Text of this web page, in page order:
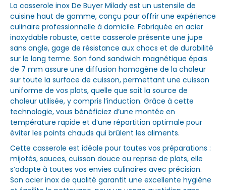
La casserole inox De Buyer Milady est un ustensile de
cuisine haut de gamme, conçu pour offrir une expérience
culinaire professionnelle à domicile. Fabriquée en acier
inoxydable robuste, cette casserole présente une jupe
sans angle, gage de résistance aux chocs et de durabilité
sur le long terme. Son fond sandwich magnétique épais
de 7 mm assure une diffusion homogène de la chaleur
sur toute la surface de cuisson, permettant une cuisson
uniforme de vos plats, quelle que soit la source de
chaleur utilisée, y compris l’induction. Grâce à cette
technologie, vous bénéficiez d’une montée en
température rapide et d’une répartition optimale pour
éviter les points chauds qui brûlent les aliments.
Cette casserole est idéale pour toutes vos préparations :
mijotés, sauces, cuisson douce ou reprise de plats, elle
s’adapte à toutes vos envies culinaires avec précision.
Son acier inox de qualité garantit une excellente hygiène